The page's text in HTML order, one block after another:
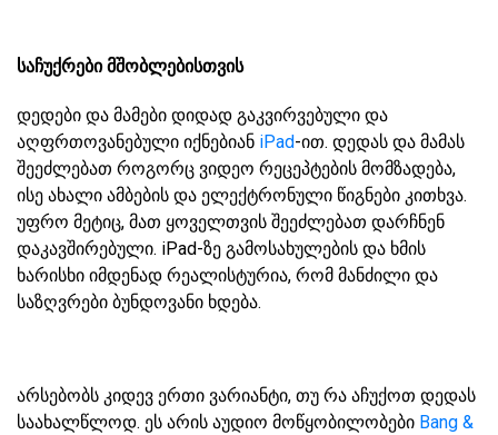
საჩუქრები მშობლებისთვის
დედები და მამები დიდად გაკვირვებული და
აღფრთოვანებული იქნებიან iPad-ით. დედას და მამას
შეეძლებათ როგორც ვიდეო რეცეპტების მომზადება,
ისე ახალი ამბების და ელექტრონული წიგნები კითხვა.
უფრო მეტიც, მათ ყოველთვის შეეძლებათ დარჩნენ
დაკავშირებული. iPad-ზე გამოსახულების და ხმის
ხარისხი იმდენად რეალისტურია, რომ მანძილი და
საზღვრები ბუნდოვანი ხდება.
არსებობს კიდევ ერთი ვარიანტი, თუ რა აჩუქოთ დედას
საახალწლოდ. ეს არის აუდიო მოწყობილობები Bang &